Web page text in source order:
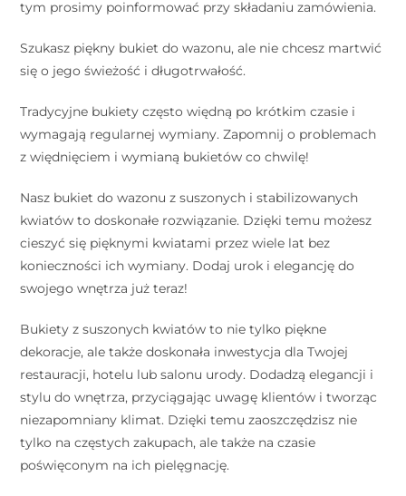
tym prosimy poinformować przy składaniu zamówienia.
Szukasz piękny bukiet do wazonu, ale nie chcesz martwić
się o jego świeżość i długotrwałość.
Tradycyjne bukiety często więdną po krótkim czasie i
wymagają regularnej wymiany. Zapomnij o problemach
z więdnięciem i wymianą bukietów co chwilę!
Nasz bukiet do wazonu z suszonych i stabilizowanych
kwiatów to doskonałe rozwiązanie. Dzięki temu możesz
cieszyć się pięknymi kwiatami przez wiele lat bez
konieczności ich wymiany. Dodaj urok i elegancję do
swojego wnętrza już teraz!
Bukiety z suszonych kwiatów to nie tylko piękne
dekoracje, ale także doskonała inwestycja dla Twojej
restauracji, hotelu lub salonu urody. Dodadzą elegancji i
stylu do wnętrza, przyciągając uwagę klientów i tworząc
niezapomniany klimat. Dzięki temu zaoszczędzisz nie
tylko na częstych zakupach, ale także na czasie
poświęconym na ich pielęgnację.